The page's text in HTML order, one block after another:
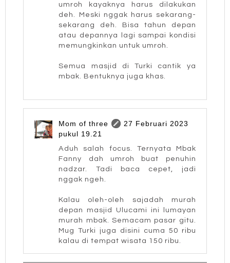
umroh kayaknya harus dilakukan
deh. Meski nggak harus sekarang-
sekarang deh. Bisa tahun depan
atau depannya lagi sampai kondisi
memungkinkan untuk umroh.
Semua masjid di Turki cantik ya
mbak. Bentuknya juga khas.
Mom of three
27 Februari 2023
pukul 19.21
Aduh salah focus. Ternyata Mbak
Fanny dah umroh buat penuhin
nadzar. Tadi baca cepet, jadi
nggak ngeh.
Kalau oleh-oleh sajadah murah
depan masjid Ulucami ini lumayan
murah mbak. Semacam pasar gitu.
Mug Turki juga disini cuma 50 ribu
kalau di tempat wisata 150 ribu.